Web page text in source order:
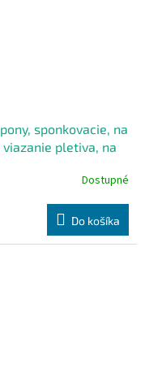
sponkovacie, na
pletiva, na
Dostupné
Do košíka